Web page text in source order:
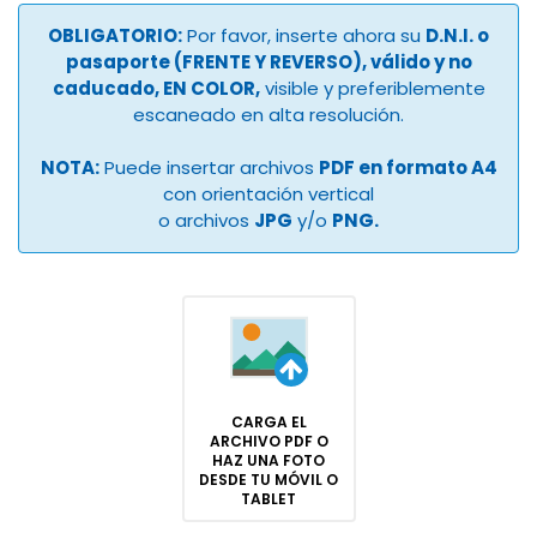
OBLIGATORIO:Por favor, inserte ahora su D.N.I. o
pasaporte (FRENTE Y REVERSO), válido y no
caducado, EN COLOR,visible y preferiblemente
escaneado en alta resolución.
NOTA:Puede insertar archivos PDF en formato A4
con orientación vertical
o archivos JPG y/o PNG.
CARGA EL
ARCHIVO PDF O
HAZ UNA FOTO
DESDE TU MÓVIL O
TABLET